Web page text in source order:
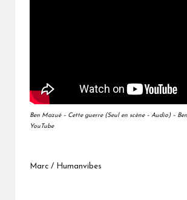
Ben Mazué – Cette guerre (Seul en scène – Audio) –
YouTube
Marc / Humanvibes